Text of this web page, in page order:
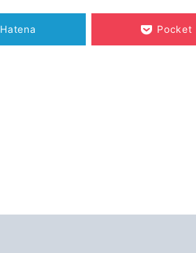
Hatena Pocket